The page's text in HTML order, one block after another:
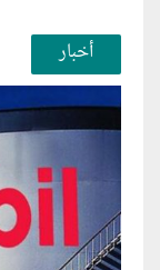
أخبار